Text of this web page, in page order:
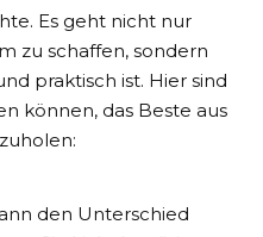
Es geht nicht nur
zu schaffen, sondern
praktisch ist. Hier sind
können, das Beste aus
den Unterschied